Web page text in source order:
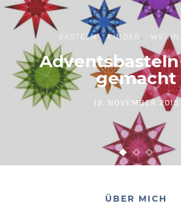
BASTELN KINDER
gemacht
POSTED ON
12. NOVEMBER 2015
ÜBER MICH